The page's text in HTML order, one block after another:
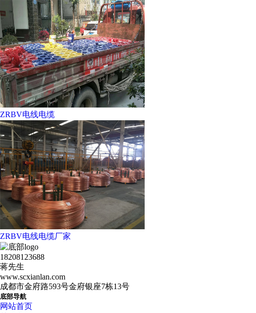
ZRBV电线电缆
ZRBV电线电缆厂家
18208123688
蒋先生
www.scxianlan.com
成都市金府路593号金府银座7栋13号
底部导航
网站首页